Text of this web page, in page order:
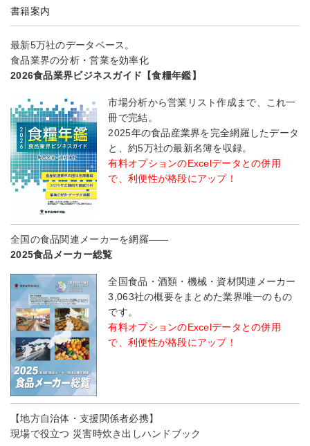
書籍案内
最新5万社のデータベース。
食品業界の分析・営業を効率化
2026食品業界ビジネスガイド【食糧年鑑】
市場分析から営業リスト作成まで、これ一
冊で完結。
2025年の食品産業界を完全網羅したデータ
と、約5万社の最新名簿を収録。
有料オプションのExcelデータとの併用
で、利便性が格段にアップ！
全国の食品関連メーカーを網羅――
2025食品メーカー総覧
全国食品・酒類・機械・資材関連メーカー
3,063社の概要をまとめた業界唯一のもの
です。
有料オプションのExcelデータとの併用
で、利便性が格段にアップ！
【地方自治体・支援関係者必携】
現場で役立つ 災害時炊き出しハンドブック